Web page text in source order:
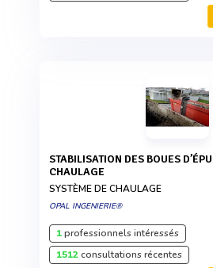
STABILISATION DES BOUES D’ÉPURATION PAR
CHAULAGE
SYSTÈME DE CHAULAGE
OPAL INGENIERIE®
1professionnels intéressés
1512consultations récentes